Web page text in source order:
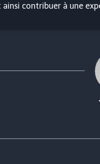
contribuer à une